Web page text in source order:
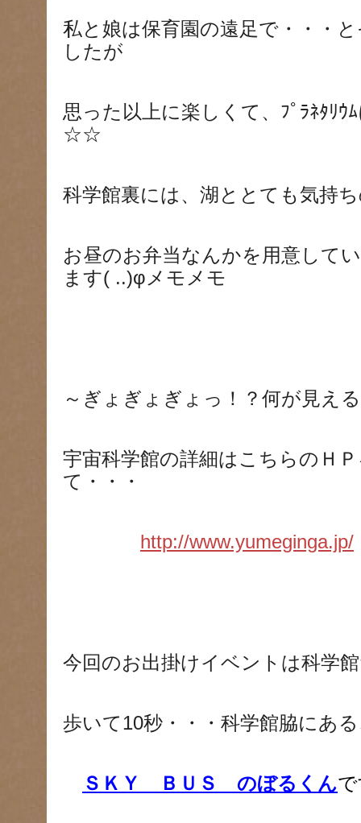
私と娘は保育園の遠足で・・・
したが
思った以上に楽しくて、ﾌﾟﾗﾈﾀﾘｳ
☆☆
科学館裏には、湖ととても気持
お昼のお弁当なんかを用意して
ます( ..)φメモメモ
～ぎょぎょぎょっ！？何が見え
宇宙科学館の詳細はこちらのＨ
て・・・
http://www.yumeginga.jp/
今回のお出掛けイベントは科学
歩いて10秒・・・科学館脇にあ
ＳＫＹ ＢＵＳ のぼるくん